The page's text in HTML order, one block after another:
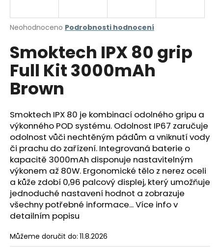
Průměrné
produktu
je
0,0
5
hvězdiček.
Neohodnoceno Podrobnosti hodnocení
Smoktech IPX 80 grip
Full Kit 3000mAh
Brown
Smoktech IPX 80 je kombinací odolného gripu a
výkonného POD systému. Odolnost IP67 zaručuje
odolnost vůči nechtěným pádům a vniknutí vody
či prachu do zařízení. Integrovaná baterie o
kapacitě 3000mAh disponuje nastavitelným
výkonem až 80W. Ergonomické tělo z nerez oceli
a kůže zdobí 0,96 palcový displej, který umožňuje
jednoduché nastavení hodnot a zobrazuje
všechny potřebné informace... Více info v
detailním popisu
Můžeme doručit do: 11.8.2026
j
t
?
HLEDAT
D
o
p
o
r
u
č
u
j